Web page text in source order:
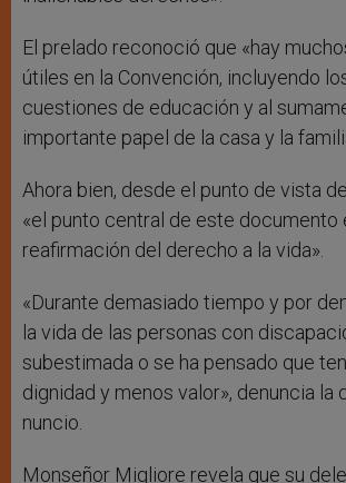
El prelado reconoció que «hay
útiles en la Convención, incluyendo
cuestiones de educación y al
importante papel de la casa y la
Ahora bien, desde el punto de vista
«el punto central de este documento
reafirmación del derecho a la vida».
«Durante demasiado tiempo y por
la vida de las personas con
subestimada o se ha pensado que
dignidad y menos valor», denuncia la
nuncio.
Monseñor Migliore revela que su